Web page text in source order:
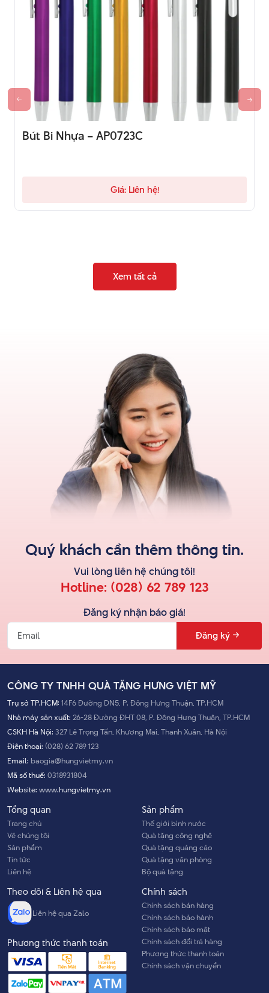
Bút Bi Nhựa – AP0723C
Giá: Liên hệ!
Xem tất cả
Quý khách cần thêm thông tin.
Vui lòng liên hệ chúng tôi!
Hotline: (028) 62 789 123
Đăng ký nhận báo giá!
Đăng ký
CÔNG TY TNHH QUÀ TẶNG HƯNG VIỆT MỸ
Trụ sở TP.HCM: 14F6 Đường DN5, P. Đông Hưng Thuận, TP.HCM
Nhà máy sản xuất: 26-28 Đường ĐHT 08, P. Đông Hưng Thuận, TP.HCM
CSKH Hà Nội: 327 Lê Trọng Tấn, Khương Mai, Thanh Xuân, Hà Nội
Điện thoại: (028) 62 789 123
Email: baogia@hungvietmy.vn
Mã số thuế: 0318931804
Website: www.hungvietmy.vn
Tổng quan
Trang chủ
Về chúng tôi
Sản phẩm
Tin tức
Liên hệ
Sản phẩm
Thế giới bình nước
Quà tặng công nghệ
Quà tặng quảng cáo
Quà tặng văn phòng
Bộ quà tặng
Chính sách
Chính sách bán hàng
Chính sách bảo hành
Chính sách bảo mật
Chính sách đổi trả hàng
Phương thức thanh toán
Chính sách vận chuyển
Theo dõi & Liên hệ qua
Liên hệ qua Zalo
Phương thức thanh toán